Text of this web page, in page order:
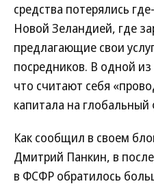
средства потерялись
Новой Зеландией, где
предлагающие свои
посредников. В одной
что считают себя
капитала на
Как сообщил в своем
Дмитрий Панкин, в
в ФСФР обратилось